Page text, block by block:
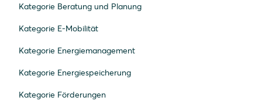
Kategorie Beratung und Planung
Kategorie E-Mobilität
Kategorie Energiemanagement
Kategorie Energiespeicherung
Kategorie Förderungen